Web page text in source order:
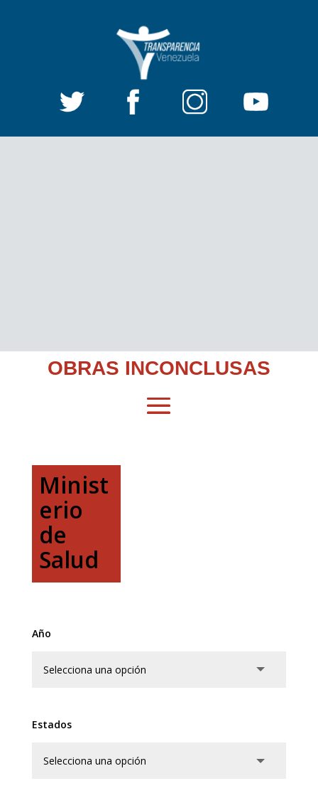
OBRAS INCONCLUSAS
Minist
erio
de
Salud
Año
Estados